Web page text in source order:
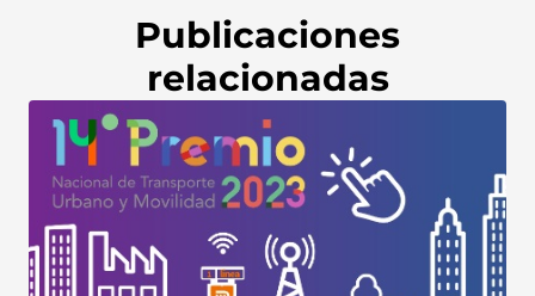
Publicaciones
relacionadas